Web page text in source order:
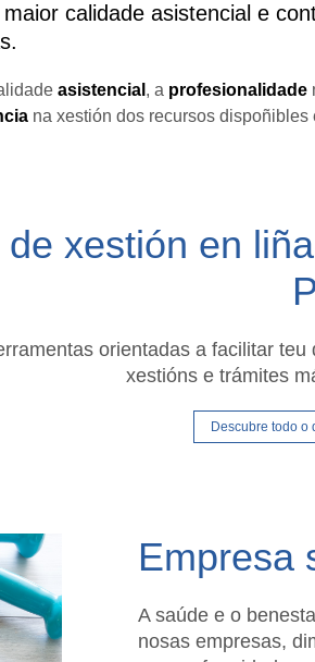
calidade asistencial e
asistencial , a profesionalidade
na xestión dos recursos dispoñibles
xestión en
orientadas a facilitar teu
xestións e trámites
Descubre todo o
Empresa
A saúde e o
nosas empresas,